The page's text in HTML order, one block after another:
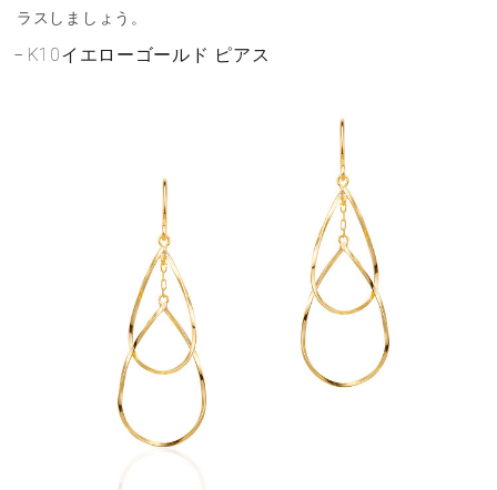
ラスしましょう。
K10イエローゴールド ピアス